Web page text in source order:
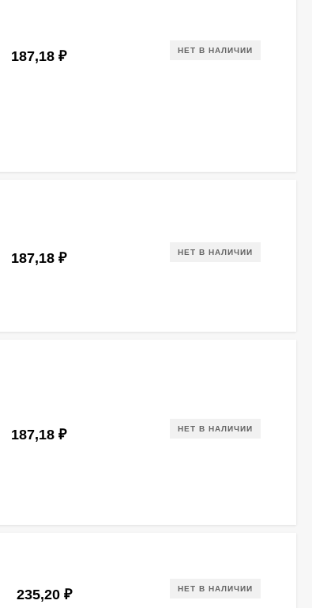
187,18 ₽ НЕТ В НАЛИЧИИ
187,18 ₽ НЕТ В НАЛИЧИИ
187,18 ₽ НЕТ В НАЛИЧИИ
235,20 ₽ НЕТ В НАЛИЧИИ